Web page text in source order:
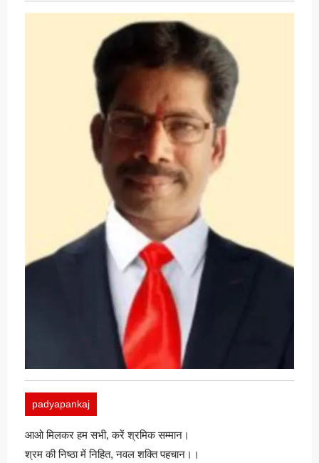
padyapankaj
आओ मिलकर हम सभी, करें श्रमिक सम्मान।
श्रम की निष्ठा में निहित, नवल शक्ति पहचान।।